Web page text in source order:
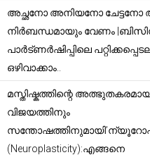
അച്ഛനോ അനിയനോ ചേട്ടനോ
നിർബന്ധമായും വേണം
പാർട്ണർഷിപ്പിലെ
ഒഴിവാക്കാം..
മസ്തിഷ്കത്തിന്റെ അത്ഭുതകരമായ
വിജയത്തിനും
(Neuroplasticity):എങ്ങനെ